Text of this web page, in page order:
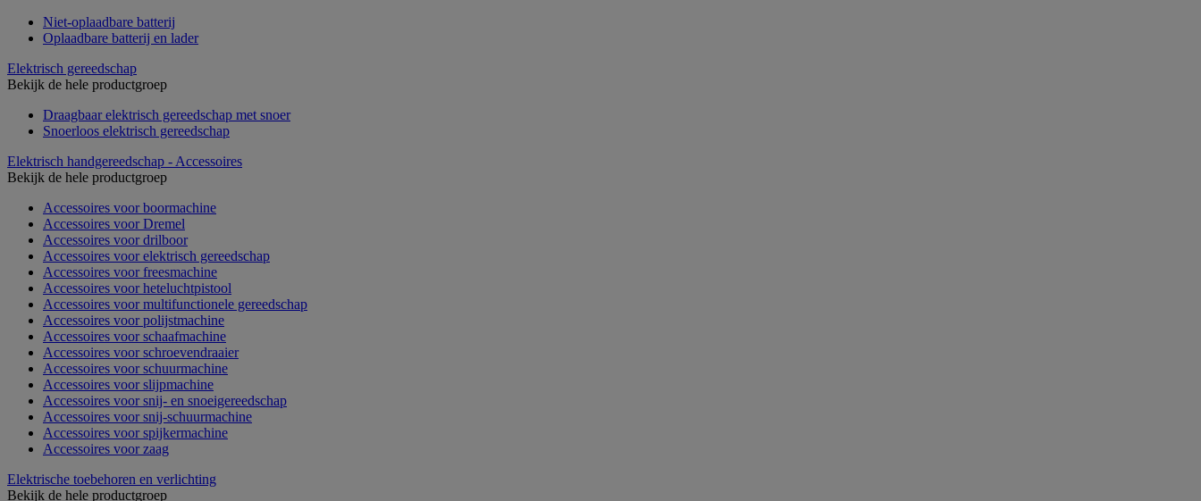
Niet-oplaadbare batterij
Oplaadbare batterij en lader
Elektrisch gereedschap
Bekijk de hele productgroep
Draagbaar elektrisch gereedschap met snoer
Snoerloos elektrisch gereedschap
Elektrisch handgereedschap - Accessoires
Bekijk de hele productgroep
Accessoires voor boormachine
Accessoires voor Dremel
Accessoires voor drilboor
Accessoires voor elektrisch gereedschap
Accessoires voor freesmachine
Accessoires voor heteluchtpistool
Accessoires voor multifunctionele gereedschap
Accessoires voor polijstmachine
Accessoires voor schaafmachine
Accessoires voor schroevendraaier
Accessoires voor schuurmachine
Accessoires voor slijpmachine
Accessoires voor snij- en snoeigereedschap
Accessoires voor snij-schuurmachine
Accessoires voor spijkermachine
Accessoires voor zaag
Elektrische toebehoren en verlichting
Bekijk de hele productgroep